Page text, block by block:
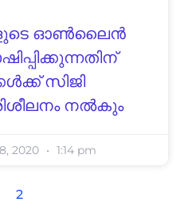
ഓണ്‍ലൈന്‍
സിജി
നല്‍കും
2020 1:14 pm
2